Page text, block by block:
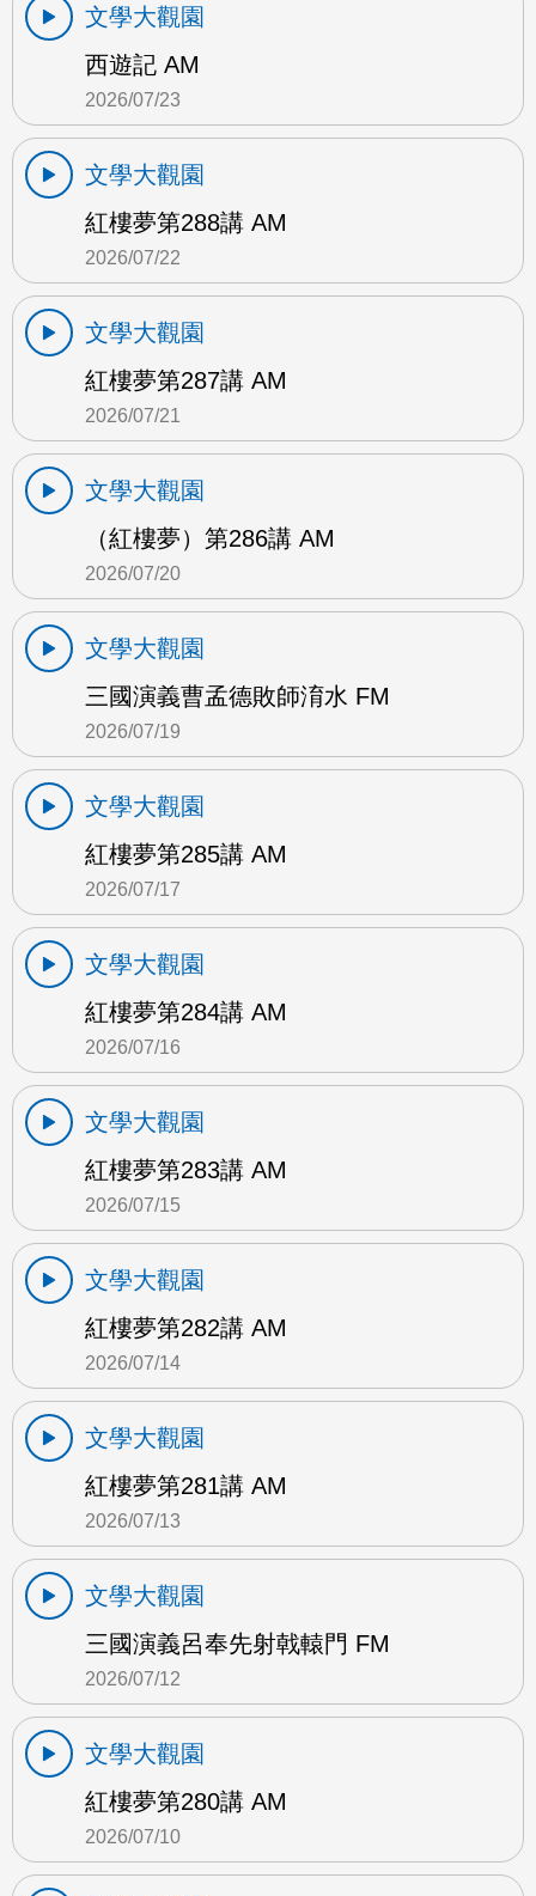
文學大觀園
西遊記 AM
2026/07/23
文學大觀園
紅樓夢第288講 AM
2026/07/22
文學大觀園
紅樓夢第287講 AM
2026/07/21
文學大觀園
（紅樓夢）第286講 AM
2026/07/20
文學大觀園
三國演義曹孟德敗師淯水 FM
2026/07/19
文學大觀園
紅樓夢第285講 AM
2026/07/17
文學大觀園
紅樓夢第284講 AM
2026/07/16
文學大觀園
紅樓夢第283講 AM
2026/07/15
文學大觀園
紅樓夢第282講 AM
2026/07/14
文學大觀園
紅樓夢第281講 AM
2026/07/13
文學大觀園
三國演義呂奉先射戟轅門 FM
2026/07/12
文學大觀園
紅樓夢第280講 AM
2026/07/10